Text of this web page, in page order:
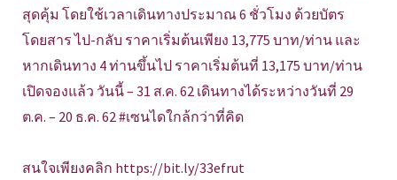
สุดคุ้ม โดยใช้เวลาเดินทางประมาณ 6 ชั่วโมง ด้วยบัตร
โดยสาร ไป-กลับ ราคาเริ่มต้นเพียง 13,775 บาท/ท่าน และ
หากเดินทาง 4 ท่านขึ้นไป ราคาเริ่มต้นที่ 13,175 บาท/ท่าน
เปิดจองแล้ว วันนี้ – 31 ส.ค. 62 เดินทางได้ระหว่างวันที่ 29
ต.ค. – 20 ธ.ค. 62 #เซนไดใกล้กว่าที่คิด
สนใจเพียงคลิก https://bit.ly/33efrut